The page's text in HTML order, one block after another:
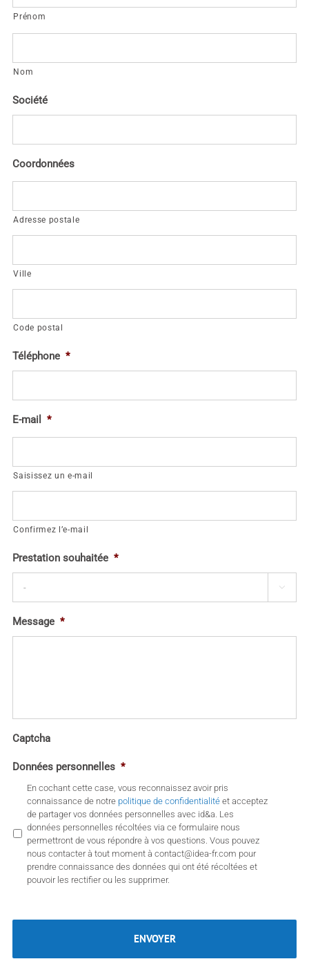
Prénom
Nom
Société
Coordonnées
Adresse postale
Ville
Code postal
Téléphone *
E-mail *
Saisissez un e-mail
Confirmez l’e-mail
Prestation souhaitée *

Message *
Captcha
Données personnelles *
En cochant cette case, vous reconnaissez avoir pris
connaissance de notre politique de confidentialité et acceptez
de partager vos données personnelles avec id&a. Les
données personnelles récoltées via ce formulaire nous
permettront de vous répondre à vos questions. Vous pouvez
nous contacter à tout moment à contact@idea-fr.com pour
prendre connaissance des données qui ont été récoltées et
pouvoir les rectifier ou les supprimer.